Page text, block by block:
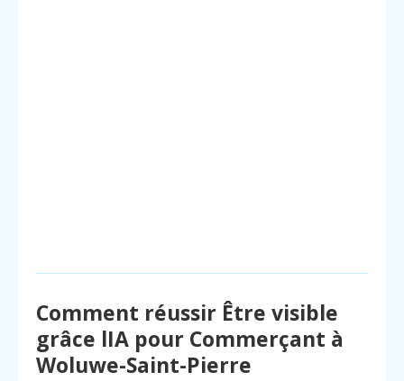
Comment réussir Être visible
grâce lIA pour Commerçant à
Woluwe-Saint-Pierre